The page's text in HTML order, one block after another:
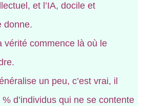
et l’IA, docile et
donne.
vérité commence là où le
un peu, c’est vrai, il
d’individus qui ne se contente